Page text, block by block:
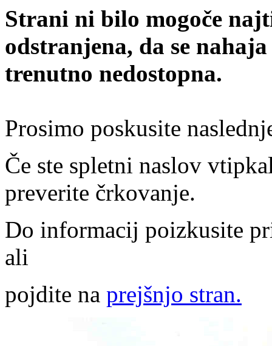
Strani ni bilo mogoče
odstranjena, da se
trenutno nedostopna.
Prosimo poskusite
Če ste spletni naslov
preverite črkovanje.
Do informacij poizkusite
ali
pojdite na prejšnjo stran.